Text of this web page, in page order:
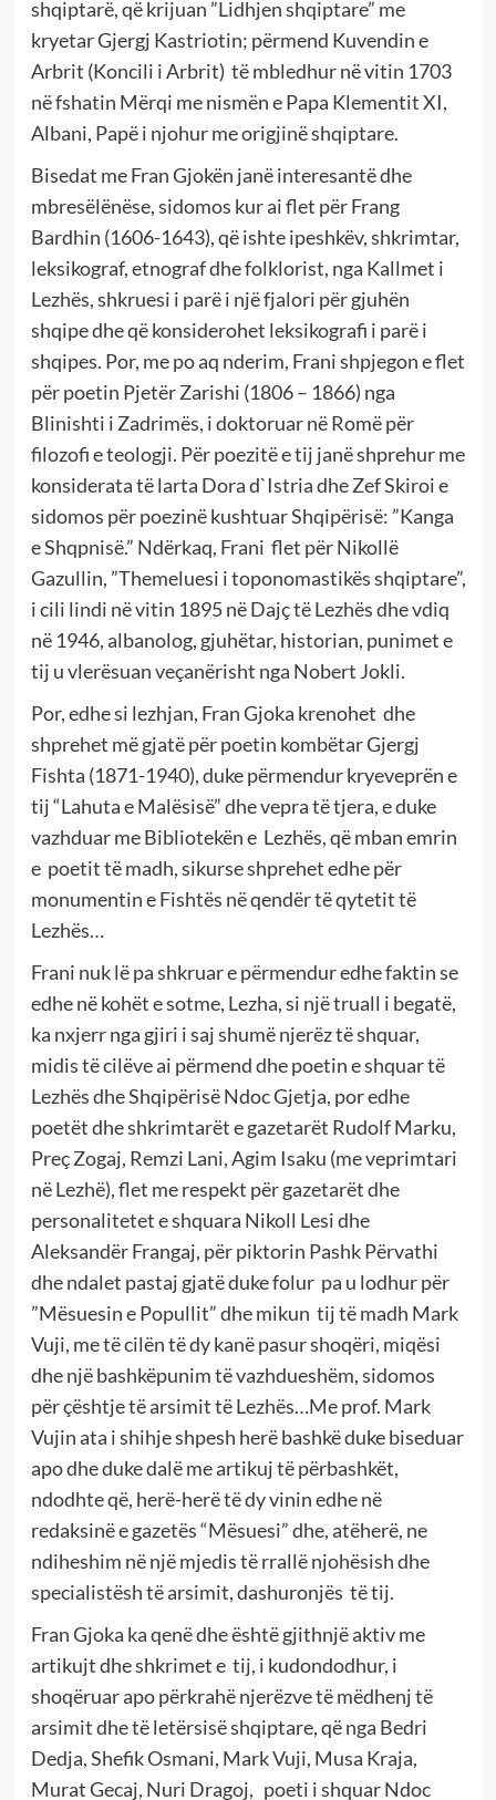
shqiptarë, që krijuan ”Lidhjen shqiptare” me
kryetar Gjergj Kastriotin; përmend Kuvendin e
Arbrit (Koncili i Arbrit) të mbledhur në vitin 1703
në fshatin Mërqi me nismën e Papa Klementit XI,
Albani, Papë i njohur me origjinë shqiptare.
Bisedat me Fran Gjokën janë interesantë dhe
mbresëlënëse, sidomos kur ai flet për Frang
Bardhin (1606-1643), që ishte ipeshkëv, shkrimtar,
leksikograf, etnograf dhe folklorist, nga Kallmet i
Lezhës, shkruesi i parë i një fjalori për gjuhën
shqipe dhe që konsiderohet leksikografi i parë i
shqipes. Por, me po aq nderim, Frani shpjegon e flet
për poetin Pjetër Zarishi (1806 – 1866) nga
Blinishti i Zadrimës, i doktoruar në Romë për
filozofi e teologji. Për poezitë e tij janë shprehur me
konsiderata të larta Dora d`Istria dhe Zef Skiroi e
sidomos për poezinë kushtuar Shqipërisë: ”Kanga
e Shqpnisë.” Ndërkaq, Frani flet për Nikollë
Gazullin, ”Themeluesi i toponomastikës shqiptare”,
i cili lindi në vitin 1895 në Dajç të Lezhës dhe vdiq
në 1946, albanolog, gjuhëtar, historian, punimet e
tij u vlerësuan veçanërisht nga Nobert Jokli.
Por, edhe si lezhjan, Fran Gjoka krenohet dhe
shprehet më gjatë për poetin kombëtar Gjergj
Fishta (1871-1940), duke përmendur kryeveprën e
tij “Lahuta e Malësisë” dhe vepra të tjera, e duke
vazhduar me Bibliotekën e Lezhës, që mban emrin
e poetit të madh, sikurse shprehet edhe për
monumentin e Fishtës në qendër të qytetit të
Lezhës…
Frani nuk lë pa shkruar e përmendur edhe faktin se
edhe në kohët e sotme, Lezha, si një truall i begatë,
ka nxjerr nga gjiri i saj shumë njerëz të shquar,
midis të cilëve ai përmend dhe poetin e shquar të
Lezhës dhe Shqipërisë Ndoc Gjetja, por edhe
poetët dhe shkrimtarët e gazetarët Rudolf Marku,
Preç Zogaj, Remzi Lani, Agim Isaku (me veprimtari
në Lezhë), flet me respekt për gazetarët dhe
personalitetet e shquara Nikoll Lesi dhe
Aleksandër Frangaj, për piktorin Pashk Përvathi
dhe ndalet pastaj gjatë duke folur pa u lodhur për
”Mësuesin e Popullit” dhe mikun tij të madh Mark
Vuji, me të cilën të dy kanë pasur shoqëri, miqësi
dhe një bashkëpunim të vazhdueshëm, sidomos
për çështje të arsimit të Lezhës…Me prof. Mark
Vujin ata i shihje shpesh herë bashkë duke biseduar
apo dhe duke dalë me artikuj të përbashkët,
ndodhte që, herë-herë të dy vinin edhe në
redaksinë e gazetës “Mësuesi” dhe, atëherë, ne
ndiheshim në një mjedis të rrallë njohësish dhe
specialistësh të arsimit, dashuronjës të tij.
Fran Gjoka ka qenë dhe është gjithnjë aktiv me
artikujt dhe shkrimet e tij, i kudondodhur, i
shoqëruar apo përkrahë njerëzve të mëdhenj të
arsimit dhe të letërsisë shqiptare, që nga Bedri
Dedja, Shefik Osmani, Mark Vuji, Musa Kraja,
Murat Gecaj, Nuri Dragoj, poeti i shquar Ndoc